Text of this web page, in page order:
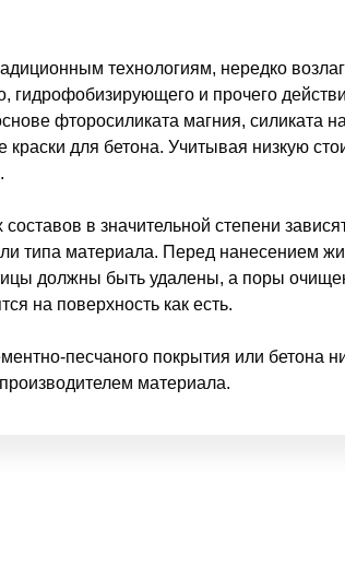
технологиям, нередко
гидрофобизирующего и прочего
фторосиликата магния, силиката
для бетона. Учитывая низкую
в значительной степени
типа материала. Перед нанесением
должны быть удалены, а поры
на поверхность как есть.
песчаного покрытия или бетона
материала.